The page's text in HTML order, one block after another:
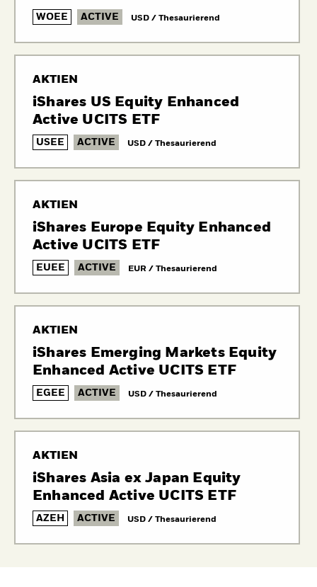
WOEE ACTIVE USD / Thesaurierend
AKTIEN
iShares US Equity Enhanced
Active UCITS ETF
USEE ACTIVE USD / Thesaurierend
AKTIEN
iShares Europe Equity Enhanced
Active UCITS ETF
EUEE ACTIVE EUR / Thesaurierend
AKTIEN
iShares Emerging Markets Equity
Enhanced Active UCITS ETF
EGEE ACTIVE USD / Thesaurierend
AKTIEN
iShares Asia ex Japan Equity
Enhanced Active UCITS ETF
AZEH ACTIVE USD / Thesaurierend